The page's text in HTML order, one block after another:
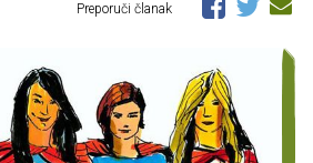
Preporuči članak